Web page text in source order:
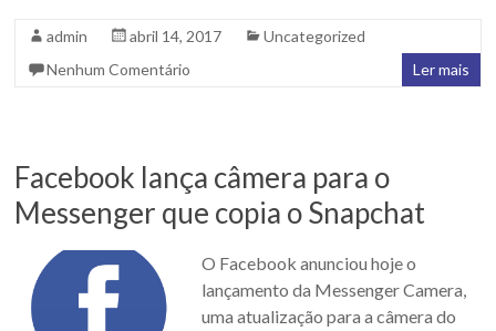
admin abril 14, 2017
Uncategorized
Nenhum Comentário
Ler mais
Facebook lança câmera para o
Messenger que copia o Snapchat
O Facebook anunciou hoje o
lançamento da Messenger Camera,
uma atualização para a câmera do